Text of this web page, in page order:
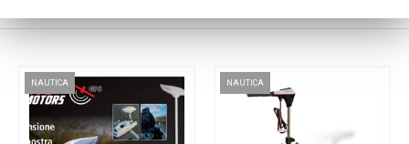
NAUTICA NAUTICA